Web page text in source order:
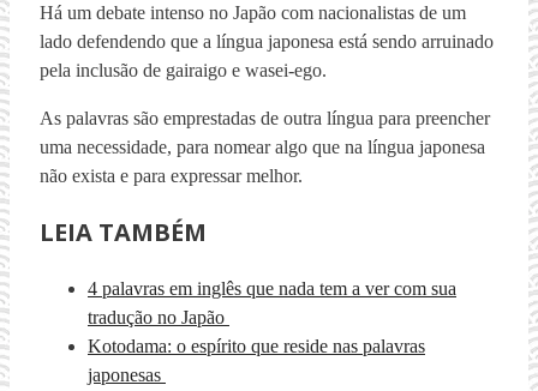
Há um debate intenso no Japão com nacionalistas de um
lado defendendo que a língua japonesa está sendo arruinado
pela inclusão de gairaigo e wasei-ego.
As palavras são emprestadas de outra língua para preencher
uma necessidade, para nomear algo que na língua japonesa
não exista e para expressar melhor.
LEIA TAMBÉM
4 palavras em inglês que nada tem a ver com sua
tradução no Japão
Kotodama: o espírito que reside nas palavras
japonesas